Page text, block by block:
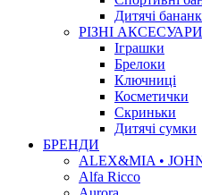
Дитячі
РІЗНІ АКСЕСУАРИ
Іграшки
Брелоки
Ключниці
Косметички
Скриньки
Дитячі сумки
БРЕНДИ
ALEX&MIA •
Alfa Ricco